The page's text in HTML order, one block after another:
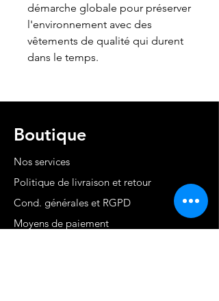
démarche globale pour préserver
l'environnement avec des
vêtements de qualité qui durent
dans le temps.
Boutique
Nos services
Politique de livraison et retour
Cond. générales et RGPD
Moyens de paiement